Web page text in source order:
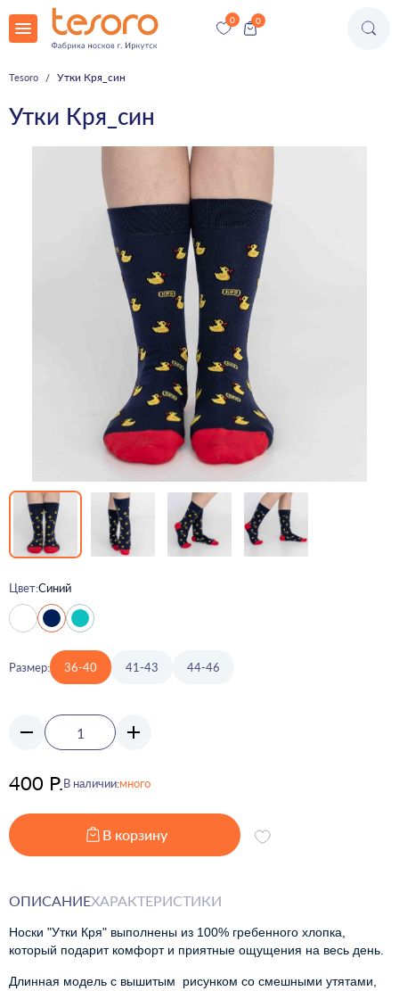
Tesoro Утки Кря_син
Утки Кря_син
Цвет:Синий
Размер: 36-40 44-46
41-43
400 Р.В наличии:много
В корзину
ОПИСАНИЕХАРАКТЕРИСТИКИ
Носки "Утки Кря" выполнены из 100% гребенного хлопка,
который подарит комфорт и приятные ощущения на весь день.
Длинная модель c вышитым  рисунком со смешными утятами,